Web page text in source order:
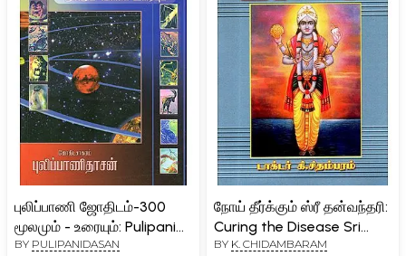
புலிப்பாணி ஜோதிடம்-300
மூலமும் - உரையும்: Pulipani
Siddhar's Astrology:
BY PULIPANIDASAN
நோய் தீர்க்கும் ஸ்ரீ தன்வந்தரி:
Curing the Disease Sri
Dhanavantari (Tamil)
BY K. CHIDAMBARAM